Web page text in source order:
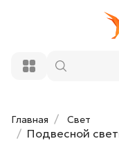
Главная Свет
Подвесной
Black от LaLume